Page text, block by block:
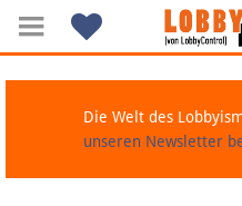
Die Welt des
unseren Newsletter